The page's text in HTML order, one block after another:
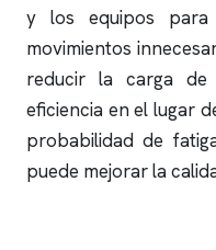
y los equipos para
movimientos
reducir la carga
eficiencia en el lugar
probabilidad de
puede mejorar la